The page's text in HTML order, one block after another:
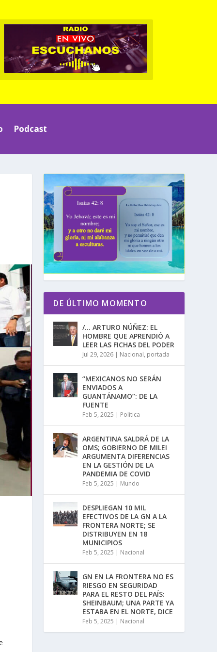
Podcast
DE ÚLTIMO MOMENTO
/… ARTURO NÚÑEZ: EL
HOMBRE QUE APRENDIÓ A
LEER LAS FICHAS DEL PODER
Jul 29, 2026 | Nacional, portada
“MEXICANOS NO SERÁN
ENVIADOS A
GUANTÁNAMO”: DE LA
FUENTE
Feb 5, 2025 | Politica
ARGENTINA SALDRÁ DE LA
OMS; GOBIERNO DE MILEI
ARGUMENTA DIFERENCIAS
EN LA GESTIÓN DE LA
PANDEMIA DE COVID
Feb 5, 2025 | Mundo
DESPLIEGAN 10 MIL
EFECTIVOS DE LA GN A LA
FRONTERA NORTE; SE
DISTRIBUYEN EN 18
MUNICIPIOS
Feb 5, 2025 | Nacional
GN EN LA FRONTERA NO ES
RIESGO EN SEGURIDAD
PARA EL RESTO DEL PAÍS:
SHEINBAUM; UNA PARTE YA
ESTABA EN EL NORTE, DICE
Feb 5, 2025 | Nacional